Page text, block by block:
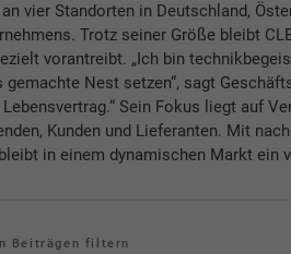
vier Standorten in Deutschland,
Trotz seiner Größe bleibt
vorantreibt. „Ich bin
Nest setzen“, sagt
Sein Fokus liegt auf
Kunden und Lieferanten. Mit
in einem dynamischen Markt ein
Beiträgen filtern